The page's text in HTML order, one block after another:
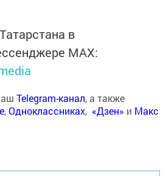
в
MАХ:
Telegram-канал, а также
,Одноклассниках, «Дзен» и Макс